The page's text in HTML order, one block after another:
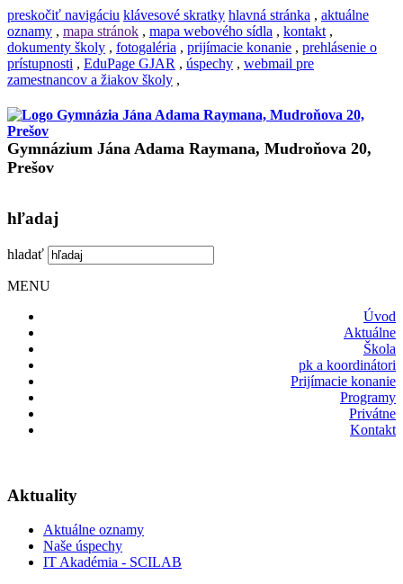
preskočiť navigáciu klávesové skratky hlavná stránka , aktuálne
oznamy , mapa stránok , mapa webového sídla , kontakt ,
dokumenty školy , fotogaléria , prijímacie konanie , prehlásenie o
prístupnosti , EduPage GJAR , úspechy , webmail pre
zamestnancov a žiakov školy ,
Gymnázium Jána Adama Raymana, Mudroňova 20,
Prešov
hľadaj
hladať
MENU
Úvod
Aktuálne
Škola
pk a koordinátori
Prijímacie konanie
Programy
Privátne
Kontakt
Aktuality
Aktuálne oznamy
Naše úspechy
IT Akadémia - SCILAB